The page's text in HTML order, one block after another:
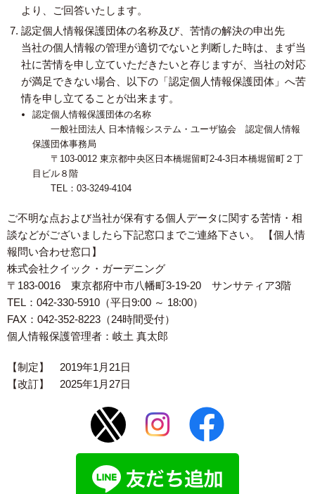
より、ご回答いたします。
認定個人情報保護団体の名称及び、苦情の解決の申出先
当社の個人情報の管理が適切でないと判断した時は、まず当
社に苦情を申し立ていただきたいと存じますが、当社の対応
が満足できない場合、以下の「認定個人情報保護団体」へ苦
情を申し立てることが出来ます。
認定個人情報保護団体の名称
一般社団法人 日本情報システム・ユーザ協会 認定個人情報
保護団体事務局
〒103-0012 東京都中央区日本橋堀留町2-4-3日本橋堀留町２丁
目ビル８階
TEL：03-3249-4104
ご不明な点および当社が保有する個人データに関する苦情・相
談などがございましたら下記窓口までご連絡下さい。 【個人情
報問い合わせ窓口】
株式会社クイック・ガーデニング
〒183-0016 東京都府中市八幡町3-19-20 サンサティア3階
TEL：042-330-5910（平日9:00 ～ 18:00）
FAX：042-352-8223（24時間受付）
個人情報保護管理者：岐土 真太郎
【制定】 2019年1月21日
【改訂】 2025年1月27日